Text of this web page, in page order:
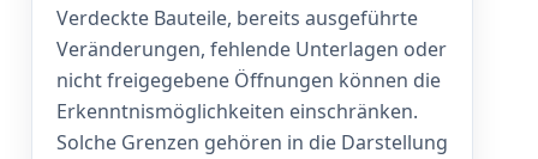
Verdeckte Bauteile, bereits ausgeführte
Veränderungen, fehlende Unterlagen oder
nicht freigegebene Öffnungen können die
Erkenntnismöglichkeiten einschränken.
Solche Grenzen gehören in die Darstellung